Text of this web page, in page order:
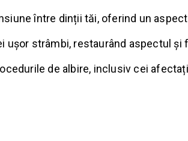
între dinții tăi, oferind un
strâmbi, restaurând aspectul și
de albire, inclusiv cei